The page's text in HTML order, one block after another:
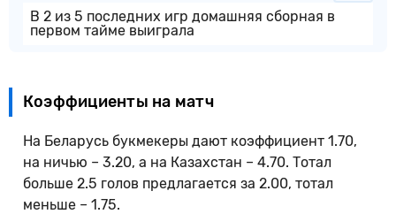
В 2 из 5 последних игр домашняя сборная в
первом тайме выиграла
Коэффициенты на матч
На Беларусь букмекеры дают коэффициент 1.70,
на ничью – 3.20, а на Казахстан – 4.70. Тотал
больше 2.5 голов предлагается за 2.00, тотал
меньше – 1.75.